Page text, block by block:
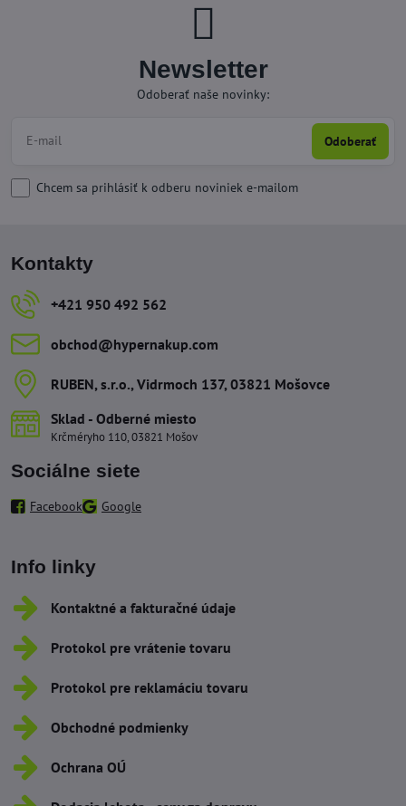
Newsletter
Odoberať naše novinky:
Odoberať
Chcem sa prihlásiť k odberu noviniek e-mailom
Kontakty
+421 950 492 562
obchod​@hypernakup​.com
RUBEN, s​.r​.o​., Vidrmoch 137, 03821 Mošovce
Sklad - Odberné miesto
Krčméryho 110, 03821 Mošov
Sociálne siete
Facebook Google
Info linky
Kontaktné a fakturačné údaje
Protokol pre vrátenie tovaru
Protokol pre reklamáciu tovaru
Obchodné podmienky
Ochrana OÚ